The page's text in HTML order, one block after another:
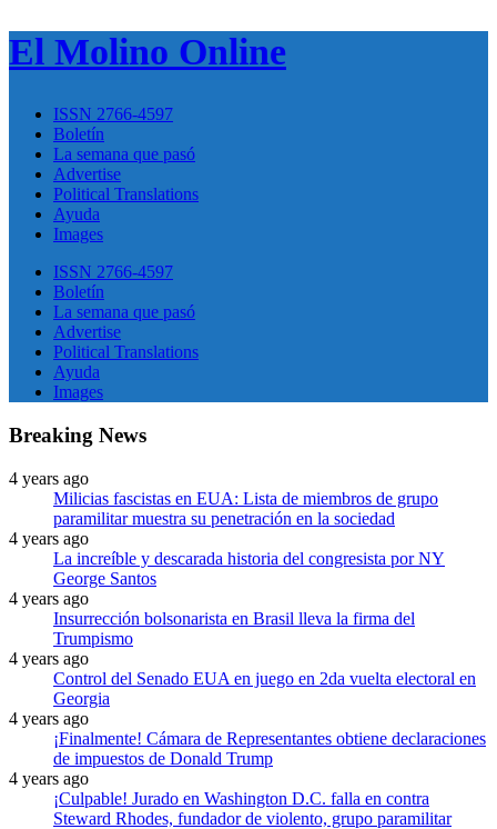
El Molino Online
ISSN 2766-4597
Boletín
La semana que pasó
Advertise
Political Translations
Ayuda
Images
ISSN 2766-4597
Boletín
La semana que pasó
Advertise
Political Translations
Ayuda
Images
Breaking News
4 years ago
Milicias fascistas en EUA: Lista de miembros de grupo
paramilitar muestra su penetración en la sociedad
4 years ago
La increíble y descarada historia del congresista por NY
George Santos
4 years ago
Insurrección bolsonarista en Brasil lleva la firma del
Trumpismo
4 years ago
Control del Senado EUA en juego en 2da vuelta electoral en
Georgia
4 years ago
¡Finalmente! Cámara de Representantes obtiene declaraciones
de impuestos de Donald Trump
4 years ago
¡Culpable! Jurado en Washington D.C. falla en contra
Steward Rhodes, fundador de violento, grupo paramilitar